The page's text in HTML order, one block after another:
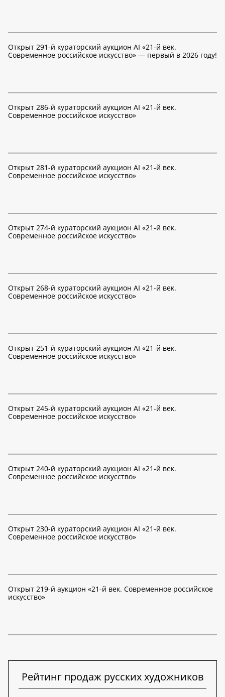
Открыт 291-й кураторский аукцион AI «21-й век.
Современное российское искусство» — первый в 2026 году!
Открыт 286-й кураторский аукцион AI «21-й век.
Современное российское искусство»
Открыт 281-й кураторский аукцион AI «21-й век.
Современное российское искусство»
Открыт 274-й кураторский аукцион AI «21-й век.
Современное российское искусство»
Открыт 268-й кураторский аукцион AI «21-й век.
Современное российское искусство»
Открыт 251-й кураторский аукцион AI «21-й век.
Современное российское искусство»
Открыт 245-й кураторский аукцион AI «21-й век.
Современное российское искусство»
Открыт 240-й кураторский аукцион AI «21-й век.
Современное российское искусство»
Открыт 230-й кураторский аукцион AI «21-й век.
Современное российское искусство»
Открыт 219-й аукцион «21-й век. Современное российское
искусство»
Рейтинг продаж русских художников